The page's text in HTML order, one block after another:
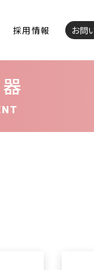
採用情報 お問